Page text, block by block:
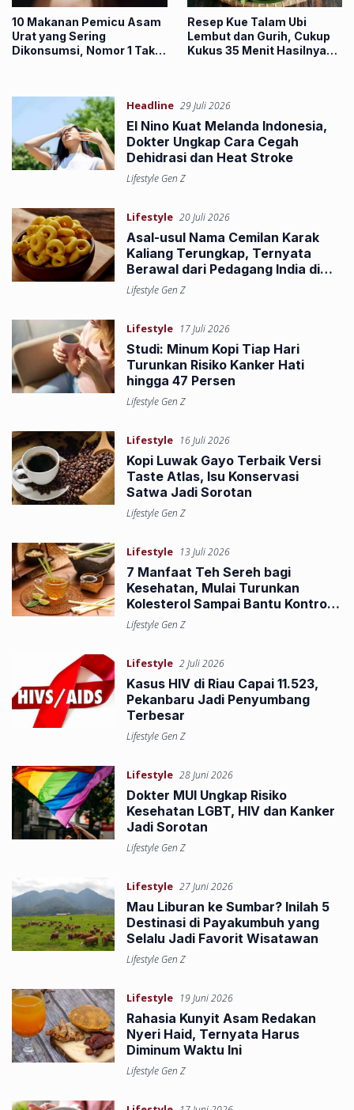
10 Makanan Pemicu Asam
Urat yang Sering
Dikonsumsi, Nomor 1 Tak
Resep Kue Talam Ubi
Lembut dan Gurih, Cukup
Kukus 35 Menit Hasilnya
Headline 29 Juli 2026
El Nino Kuat Melanda Indonesia,
Dokter Ungkap Cara Cegah
Dehidrasi dan Heat Stroke
Lifestyle Gen Z
Lifestyle 20 Juli 2026
Asal-usul Nama Cemilan Karak
Kaliang Terungkap, Ternyata
Berawal dari Pedagang India di
Bukittinggi
Lifestyle Gen Z
Lifestyle 17 Juli 2026
Studi: Minum Kopi Tiap Hari
Turunkan Risiko Kanker Hati
hingga 47 Persen
Lifestyle Gen Z
Lifestyle 16 Juli 2026
Kopi Luwak Gayo Terbaik Versi
Taste Atlas, Isu Konservasi
Satwa Jadi Sorotan
Lifestyle Gen Z
Lifestyle 13 Juli 2026
7 Manfaat Teh Sereh bagi
Kesehatan, Mulai Turunkan
Kolesterol Sampai Bantu Kontrol
Gula Darah
Lifestyle Gen Z
Lifestyle 2 Juli 2026
Kasus HIV di Riau Capai 11.523,
Pekanbaru Jadi Penyumbang
Terbesar
Lifestyle Gen Z
Lifestyle 28 Juni 2026
Dokter MUI Ungkap Risiko
Kesehatan LGBT, HIV dan Kanker
Jadi Sorotan
Lifestyle Gen Z
Lifestyle 27 Juni 2026
Mau Liburan ke Sumbar? Inilah 5
Destinasi di Payakumbuh yang
Selalu Jadi Favorit Wisatawan
Lifestyle Gen Z
Lifestyle 19 Juni 2026
Rahasia Kunyit Asam Redakan
Nyeri Haid, Ternyata Harus
Diminum Waktu Ini
Lifestyle Gen Z